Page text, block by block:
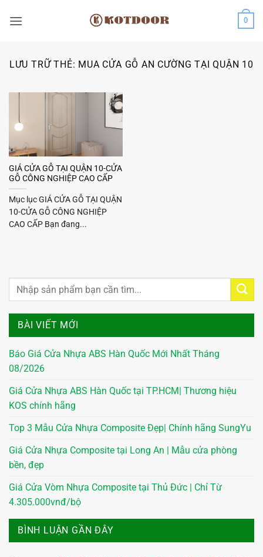
qua
0
LƯU TRỮ THẺ: MUA CỬA GỖ AN CƯỜNG TẠI QUẬN 10
BÀI VIẾT MỚI
Báo Giá Cửa Nhựa ABS Hàn Quốc Mới Nhất Tháng
08/2026
Giá Cửa Nhựa ABS Hàn Quốc tại TP.HCM| Thương hiệu
KOS chính hãng
Top 3 Mẫu Cửa Nhựa Composite Đẹp| Chính hãng SungYu
Giá Cửa Nhựa Composite tại Long An | Mẫu cửa phòng
bền, đẹp
Giá Cửa Vòm Nhựa Composite tại Thủ Đức | Chỉ Từ
4.305.000vnđ/bộ
BÌNH LUẬN GẦN ĐÂY
GIÁ CỬA GỖ TẠI QUẬN 10-CỬA
GỖ CÔNG NGHIỆP CAO CẤP
Mục lục GIÁ CỬA GỖ TẠI QUẬN
10-CỬA GỖ CÔNG NGHIỆP
CAO CẤP Bạn đang...